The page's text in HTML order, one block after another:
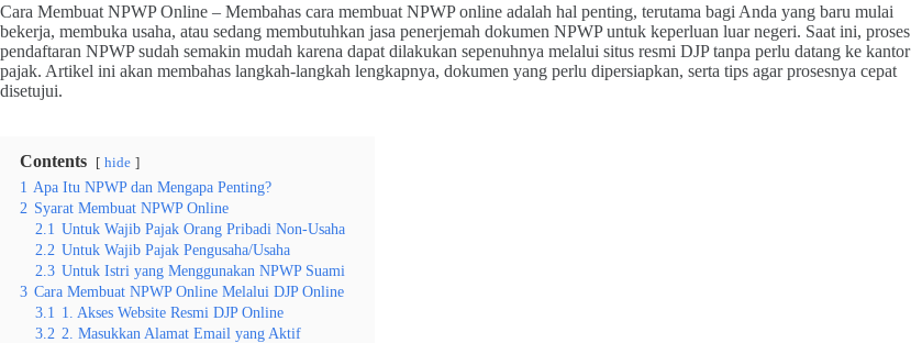
Cara Membuat NPWP Online – Membahas cara membuat NPWP online adalah hal penting, terutama bagi Anda yang baru mulai
bekerja, membuka usaha, atau sedang membutuhkan jasa penerjemah dokumen NPWP untuk keperluan luar negeri. Saat ini, proses
pendaftaran NPWP sudah semakin mudah karena dapat dilakukan sepenuhnya melalui situs resmi DJP tanpa perlu datang ke kantor
pajak. Artikel ini akan membahas langkah-langkah lengkapnya, dokumen yang perlu dipersiapkan, serta tips agar prosesnya cepat
disetujui.
Contents hide
1 Apa Itu NPWP dan Mengapa Penting?
2 Syarat Membuat NPWP Online
2.1 Untuk Wajib Pajak Orang Pribadi Non-Usaha
2.2 Untuk Wajib Pajak Pengusaha/Usaha
2.3 Untuk Istri yang Menggunakan NPWP Suami
3 Cara Membuat NPWP Online Melalui DJP Online
3.1 1. Akses Website Resmi DJP Online
3.2 2. Masukkan Alamat Email yang Aktif